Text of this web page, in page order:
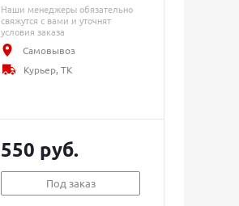
Наши менеджеры обязательно
свяжутся с вами и уточнят
условия заказа
Самовывоз
Курьер, ТК
550 руб.
Под заказ